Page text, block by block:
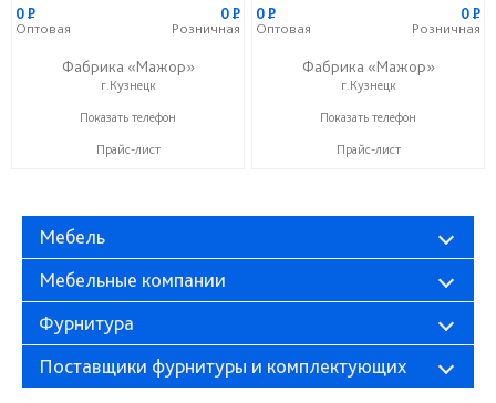
0P
Оптовая
0P
Розничная
Фабрика «Мажор»
г.Кузнецк
+7 (999) 611-98-99
Показать телефон
Прайс-лист
0P
Оптовая
0P
Розничная
Фабрика «Мажор»
г.Кузнецк
+7 (999) 611-98-99
Показать телефон
Прайс-лист
Мебель
Мебельные компании
Фурнитура
Поставщики фурнитуры и комплектующих